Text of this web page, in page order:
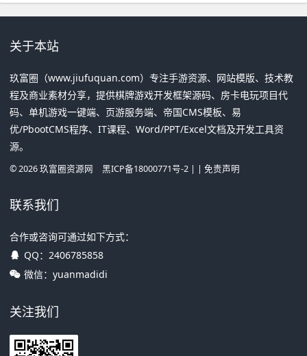
关于本站
玖富圈（www.jiufuquan.com）专注手游资源、网站模版、技术教
程及商业素材分享，提供棋牌游戏开发框架源码、房卡电玩项目代
码、单机游戏一键端、页游服务端、帝国CMS模板、易
优/PbootCMS程序、IT课程、Word/PPT/Excel文档及开发工具资
源。
©2026玖富圈资源网 黑ICP备18000771号-2| | 免责声明
联系我们
合作或咨询可通过如下方式：
QQ： 2406785858
微信：yuanmadidi
关注我们